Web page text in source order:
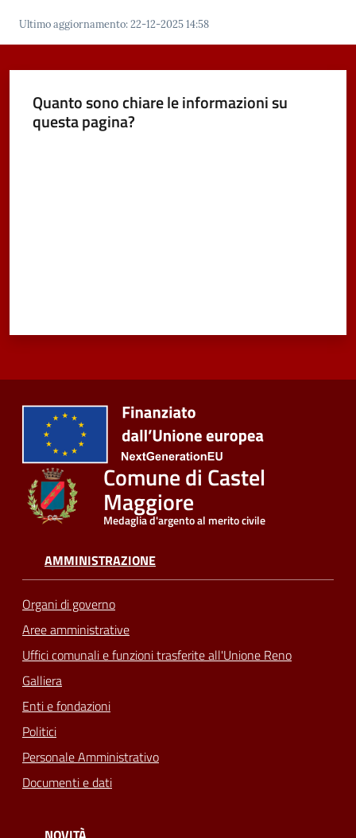
Ultimo aggiornamento:22-12-2025 14:58
Quanto sono chiare le informazioni su
questa pagina?
Comune di Castel
Maggiore
Medaglia d'argento al merito civile
AMMINISTRAZIONE
Organi di governo
Aree amministrative
Uffici comunali e funzioni trasferite all'Unione Reno
Galliera
Enti e fondazioni
Politici
Personale Amministrativo
Documenti e dati